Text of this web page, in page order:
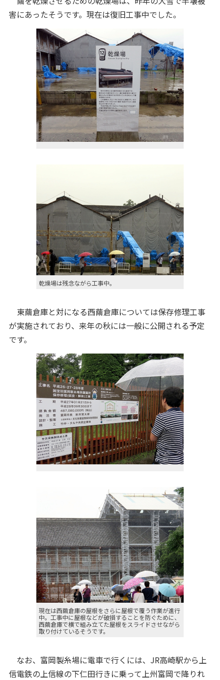
害にあったそうです。現在は復旧工事中でした。
乾燥場は残念ながら工事中。
東繭倉庫と対になる西繭倉庫については保存修理工事
が実施されており、来年の秋には一般に公開される予定
です。
現在は西繭倉庫の屋根をさらに屋根で覆う作業が進行
中。工事中に屋根などが破損することを防ぐために、
西繭倉庫で横で組み立てた屋根をスライドさせながら
取り付けているそうです。
なお、富岡製糸場に電車で行くには、JR高崎駅から上
信電鉄の上信線の下仁田行きに乗って上州富岡で降りれ